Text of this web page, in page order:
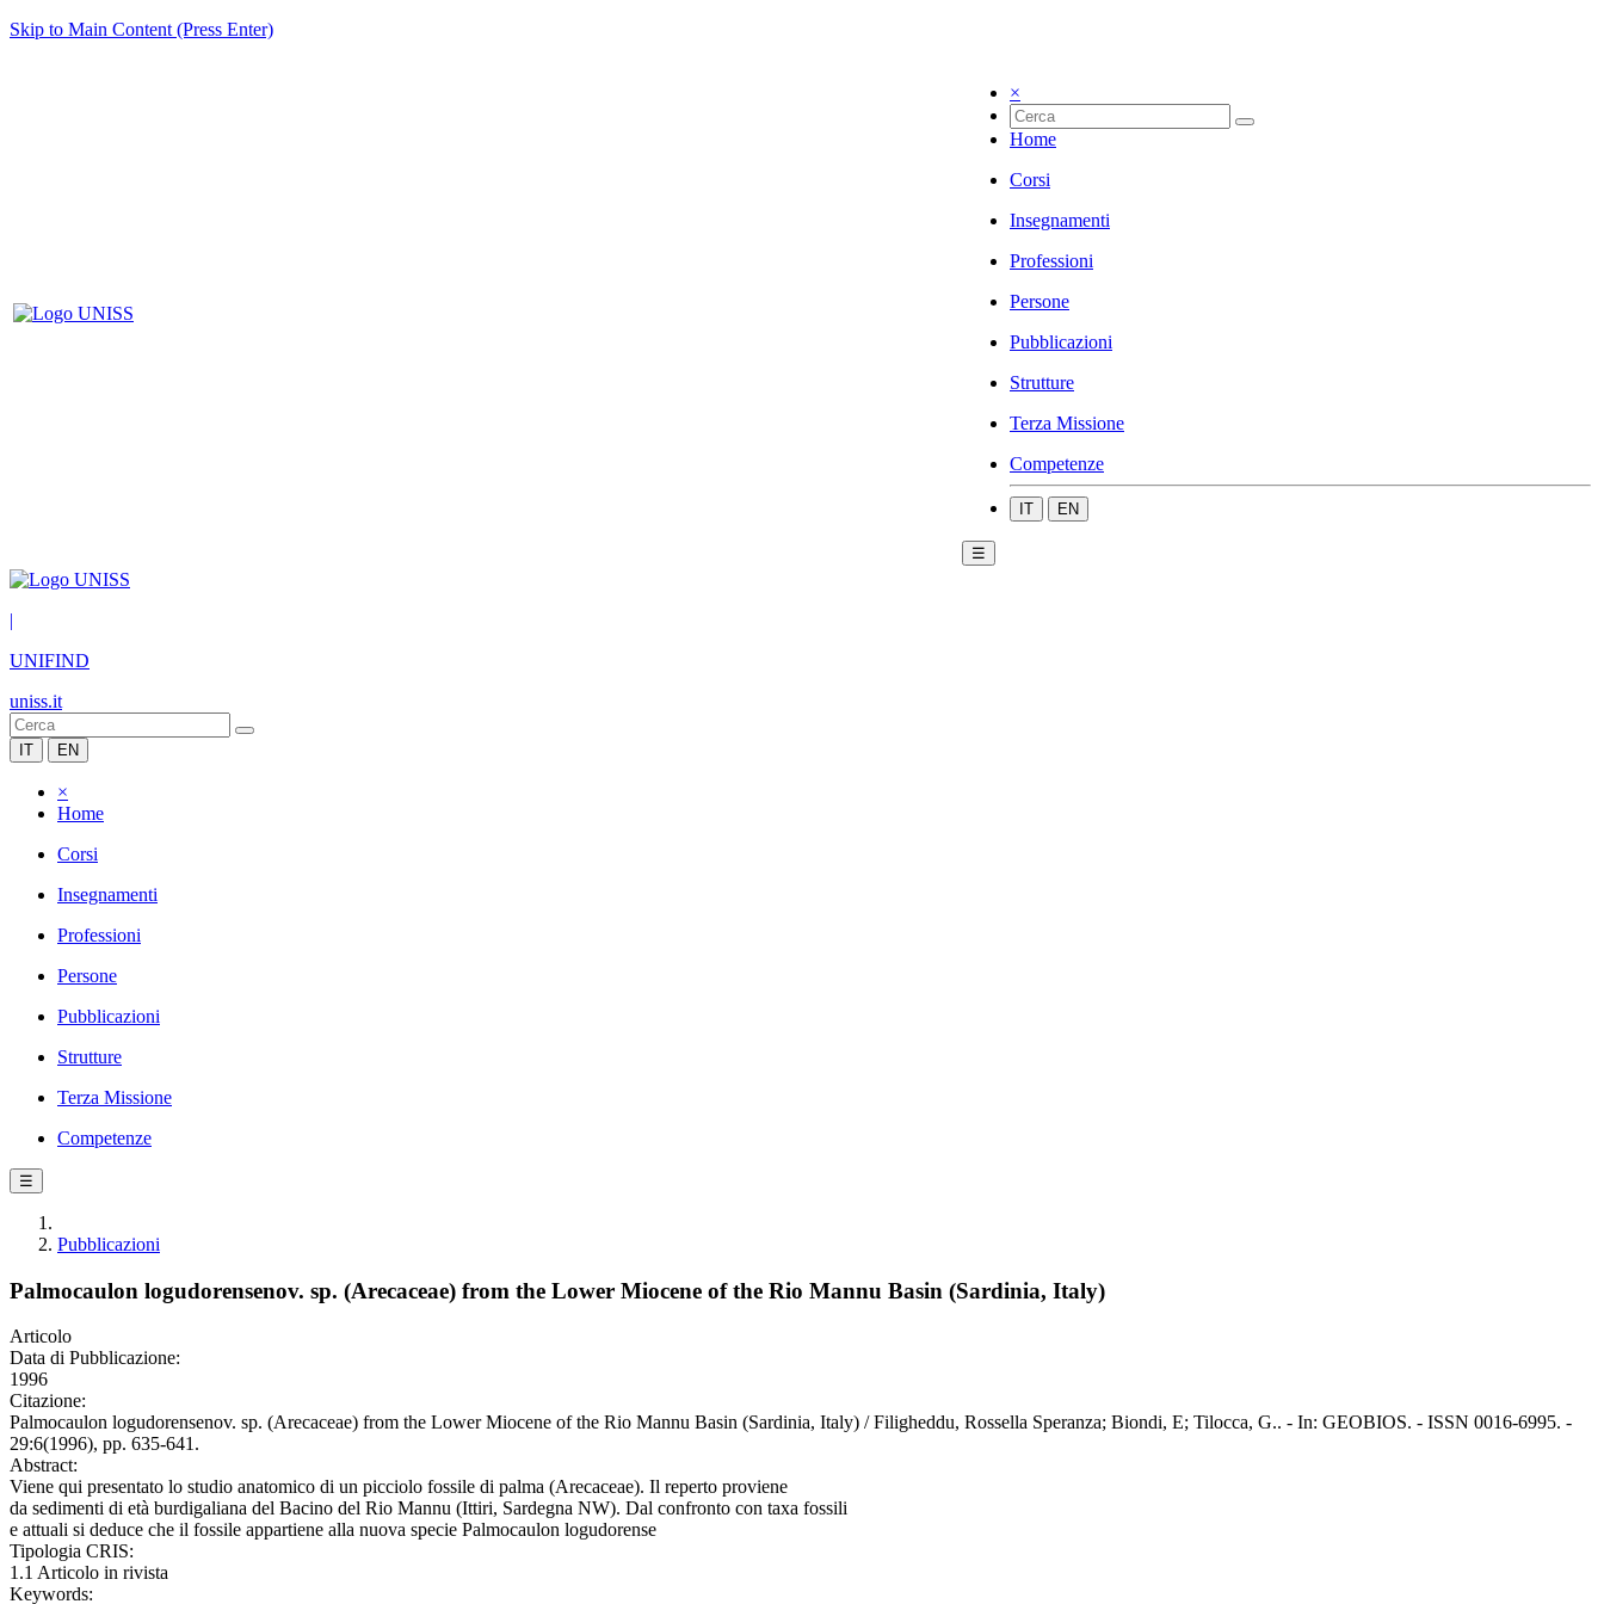
Skip to Main Content (Press Enter)
×
Home
Corsi
Insegnamenti
Professioni
Persone
Pubblicazioni
Strutture
Terza Missione
Competenze
IT EN
☰
|
UNIFIND
uniss.it
IT EN
×
Home
Corsi
Insegnamenti
Professioni
Persone
Pubblicazioni
Strutture
Terza Missione
Competenze
☰
Pubblicazioni
Palmocaulon logudorensenov. sp. (Arecaceae) from the Lower Miocene of the Rio Mannu Basin (Sardinia, Italy)
Articolo
Data di Pubblicazione:
1996
Citazione:
Palmocaulon logudorensenov. sp. (Arecaceae) from the Lower Miocene of the Rio Mannu Basin (Sardinia, Italy) / Filigheddu, Rossella Speranza; Biondi, E; Tilocca, G.. - In: GEOBIOS. - ISSN 0016-6995. -
29:6(1996), pp. 635-641.
Abstract:
Viene qui presentato lo studio anatomico di un picciolo fossile di palma (Arecaceae). Il reperto proviene
da sedimenti di età burdigaliana del Bacino del Rio Mannu (Ittiri, Sardegna NW). Dal confronto con taxa fossili
e attuali si deduce che il fossile appartiene alla nuova specie Palmocaulon logudorense
Tipologia CRIS:
1.1 Articolo in rivista
Keywords: